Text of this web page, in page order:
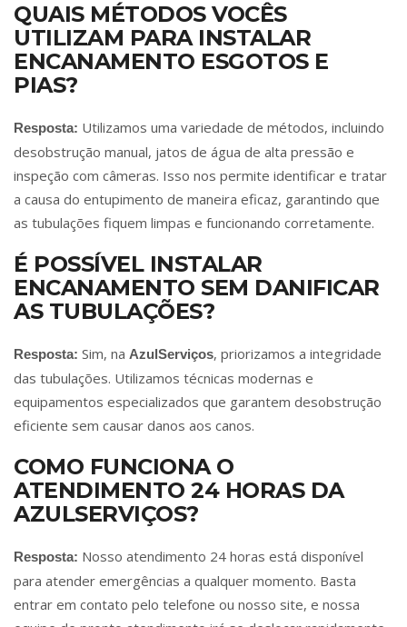
QUAIS MÉTODOS VOCÊS
UTILIZAM PARA INSTALAR
ENCANAMENTO ESGOTOS E
PIAS?
Resposta: Utilizamos uma variedade de métodos, incluindo
desobstrução manual, jatos de água de alta pressão e
inspeção com câmeras. Isso nos permite identificar e tratar
a causa do entupimento de maneira eficaz, garantindo que
as tubulações fiquem limpas e funcionando corretamente.
É POSSÍVEL INSTALAR
ENCANAMENTO SEM DANIFICAR
AS TUBULAÇÕES?
Resposta: Sim, na AzulServiços, priorizamos a integridade
das tubulações. Utilizamos técnicas modernas e
equipamentos especializados que garantem desobstrução
eficiente sem causar danos aos canos.
COMO FUNCIONA O
ATENDIMENTO 24 HORAS DA
AZULSERVIÇOS?
Resposta: Nosso atendimento 24 horas está disponível
para atender emergências a qualquer momento. Basta
entrar em contato pelo telefone ou nosso site, e nossa